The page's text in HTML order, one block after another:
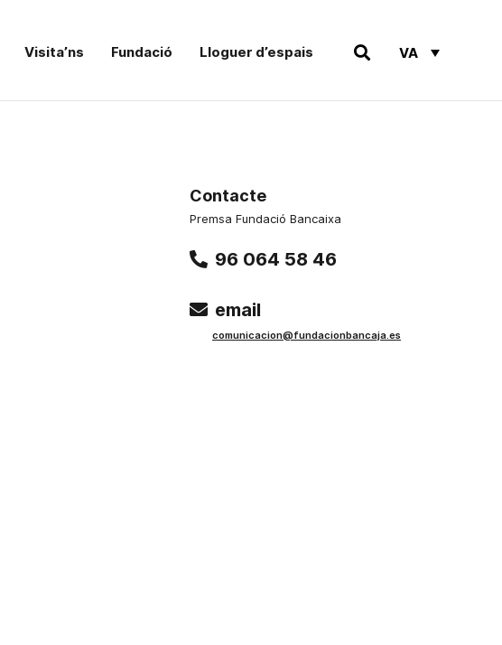
Visita’ns Fundació Lloguer d’espais VA
Contacte
Premsa Fundació Bancaixa
96 064 58 46
email
comunicacion@fundacionbancaja.es